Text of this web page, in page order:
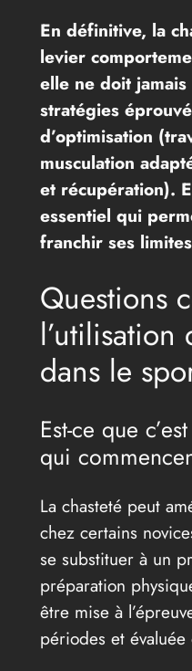
En définitive, la
levier
elle ne doit
stratégies
d’optimisation
musculation
et récupération).
essentiel qui
franchir ses
Questions
l’utilisation
dans le
Est-ce que
qui
La chasteté peut
chez certains
se substituer à un
préparation
être mise à
périodes et